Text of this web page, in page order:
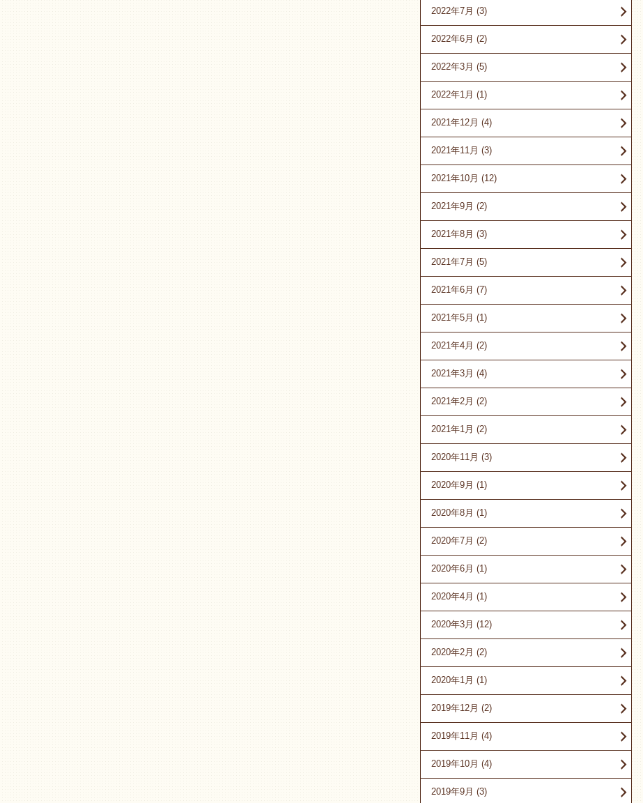
2022年7月 (3)
2022年6月 (2)
2022年3月 (5)
2022年1月 (1)
2021年12月 (4)
2021年11月 (3)
2021年10月 (12)
2021年9月 (2)
2021年8月 (3)
2021年7月 (5)
2021年6月 (7)
2021年5月 (1)
2021年4月 (2)
2021年3月 (4)
2021年2月 (2)
2021年1月 (2)
2020年11月 (3)
2020年9月 (1)
2020年8月 (1)
2020年7月 (2)
2020年6月 (1)
2020年4月 (1)
2020年3月 (12)
2020年2月 (2)
2020年1月 (1)
2019年12月 (2)
2019年11月 (4)
2019年10月 (4)
2019年9月 (3)